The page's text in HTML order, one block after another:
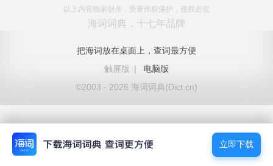
以上内容独家创作，受著作权保护，侵权必究
海词词典，十七年品牌
把海词放在桌面上，查词最方便
触屏版
|
电脑版
©2003 - 2026 海词词典(Dict.cn)
立即下载
立即下载